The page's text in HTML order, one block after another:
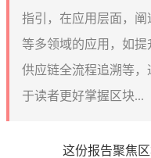
指引，在应用层面，
等多领域的应用，如
供应链全流程追溯等
于读者更好掌握区块...
这份报告聚焦